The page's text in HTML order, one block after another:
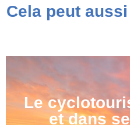
Cela peut
Le
et dans